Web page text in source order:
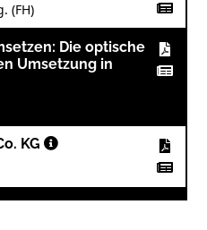
(FH)
Die optische
Umsetzung in
KG